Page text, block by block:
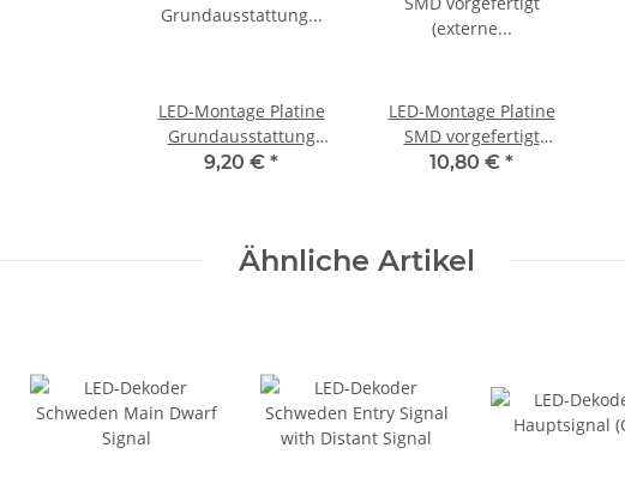
LED-Montage Platine
Grundausstattung
(Schraubanschlüsse)
9,20 € *
LED-Montage Platine
SMD vorgefertigt
(externe
10,80 € *
Ähnliche Artikel